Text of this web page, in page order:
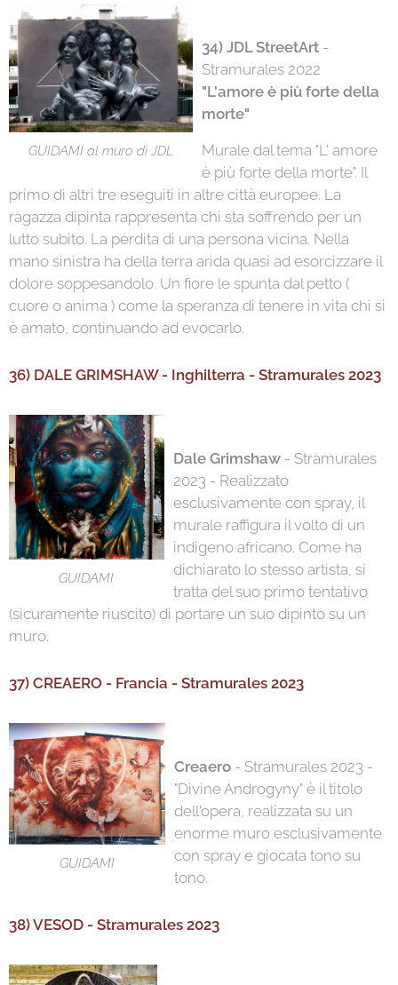
GUIDAMI al muro di JDL
34) JDL StreetArt -
Stramurales 2022
"L'amore è più forte della
morte"
Murale dal tema "L' amore
è più forte della morte". Il
primo di altri tre eseguiti in altre città europee. La
ragazza dipinta rappresenta chi sta soffrendo per un
lutto subito. La perdita di una persona vicina. Nella
mano sinistra ha della terra arida quasi ad esorcizzare il
dolore soppesandolo. Un fiore le spunta dal petto (
cuore o anima ) come la speranza di tenere in vita chi si
è amato, continuando ad evocarlo.
36) DALE GRIMSHAW - Inghilterra - Stramurales 2023
GUIDAMI
Dale Grimshaw- Stramurales
2023 - Realizzato
esclusivamente con spray, il
murale raffigura il volto di un
indigeno africano. Come ha
dichiarato lo stesso artista, si
tratta del suo primo tentativo
(sicuramente riuscito) di portare un suo dipinto su un
muro.
37) CREAERO - Francia - Stramurales 2023
GUIDAMI
Creaero- Stramurales 2023 -
"Divine Androgyny" è il titolo
dell'opera, realizzata su un
enorme muro esclusivamente
con spray e giocata tono su
tono.
38) VESOD - Stramurales 2023